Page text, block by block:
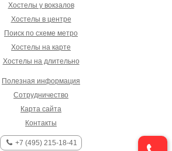
Хостелы у вокзалов
Хостелы в центре
Поиск по схеме метро
Хостелы на карте
Хостелы на длительно
Полезная информация
Сотрудничество
Карта сайта
Контакты
+7 (495) 215-18-41